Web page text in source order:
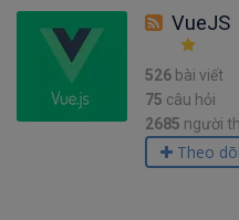
VueJS
526 bài viết
75 câu hỏi
2685 người
Theo dõi